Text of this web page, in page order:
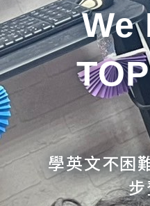
We
學英文不困